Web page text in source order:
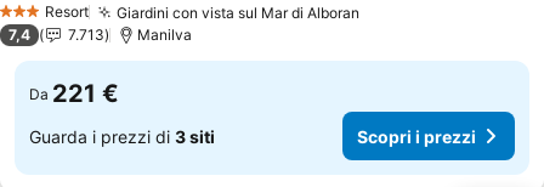
3 StelleResort Giardini con vista sul Mar di Alboran
7,4 7.713 Manilva
Da 221 €
Guarda i prezzi di 3 siti Scopri i prezzi